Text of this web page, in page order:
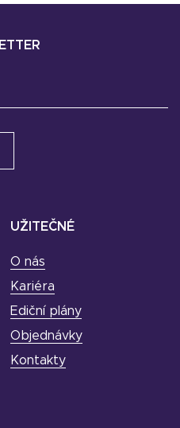
UŽITEČNÉ
O nás
Kariéra
Ediční plány
Objednávky
Kontakty